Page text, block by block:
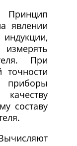
Принцип
явлении
измерять
При
точности
составу